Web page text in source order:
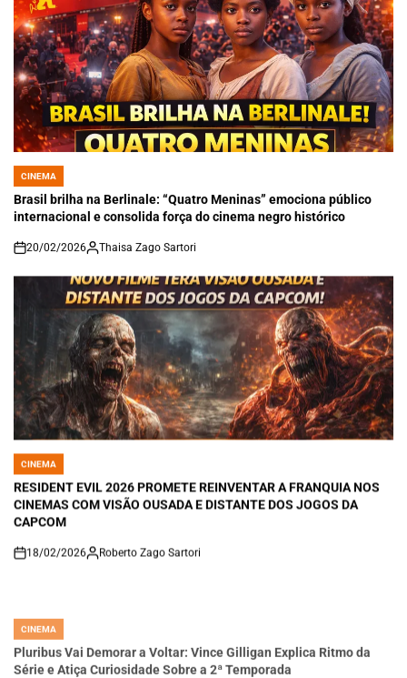
POSTED
IN
CINEMA
Brasil brilha na Berlinale: “Quatro Meninas” emociona público
internacional e consolida força do cinema negro histórico
on
20/02/2026 Thaisa Zago Sartori
POSTED
CINEMA
RESIDENT EVIL 2026 PROMETE REINVENTAR A FRANQUIA NOS
CINEMAS COM VISÃO OUSADA E DISTANTE DOS JOGOS DA
CAPCOM
on
18/02/2026 Roberto Zago Sartori
IN
Pluribus Vai Demorar a Voltar: Vince Gilligan Explica Ritmo da
Série e Atiça Curiosidade Sobre a 2ª Temporada
04/02/2026 Thaisa Zago Sartori